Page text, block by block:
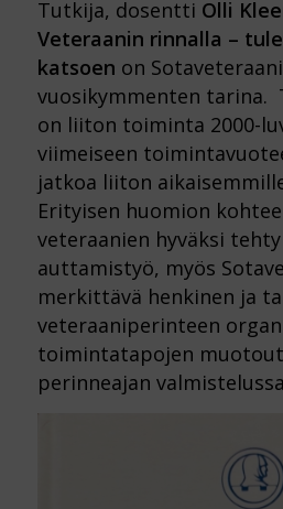
Tutkija, dosentti Olli
Veteraanin rinnalla –
katsoen on
vuosikymmenten tarina.
on liiton toiminta 2000-
viimeiseen
jatkoa liiton
Erityisen huomion
veteraanien hyväksi
auttamistyö, myös
merkittävä henkinen ja
veteraaniperinteen
toimintatapojen
perinneajan